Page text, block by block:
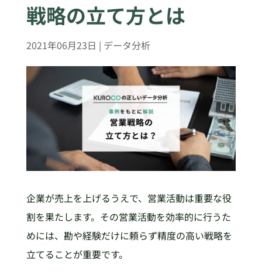
戦略の立て方とは
2021年06月23日 | データ分析
企業が売上を上げるうえで、営業活動は重要な役
割を果たします。その営業活動を効率的に行うた
めには、勘や経験だけに頼らず精度の高い戦略を
立てることが重要です。